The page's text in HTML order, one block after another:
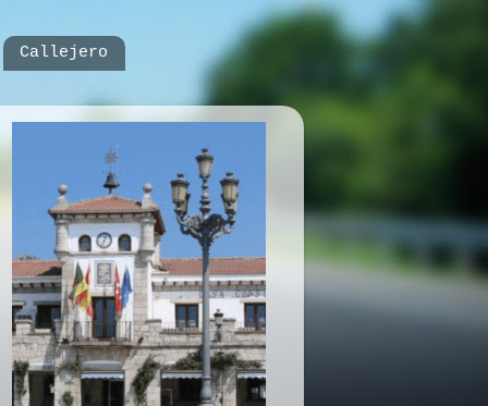
Callejero